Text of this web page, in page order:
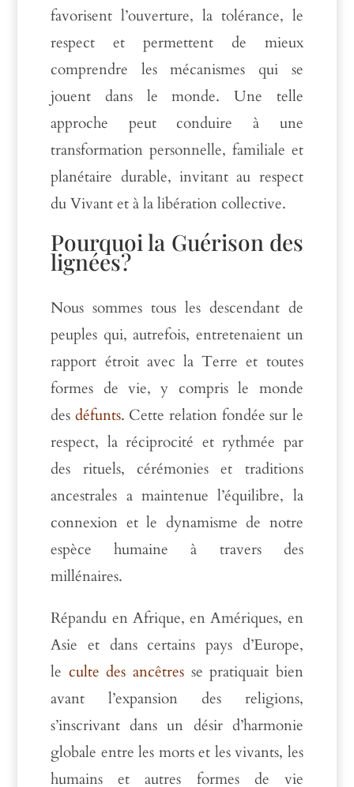
favorisent l’ouverture, la tolérance, le
respect et permettent de mieux
comprendre les mécanismes qui se
jouent dans le monde. Une telle
approche peut conduire à une
transformation personnelle, familiale et
planétaire durable, invitant au respect
du Vivant et à la libération collective.
Pourquoi la Guérison des
lignées?
Nous sommes tous les descendant de
peuples qui, autrefois, entretenaient un
rapport étroit avec la Terre et toutes
formes de vie, y compris le monde
des défunts. Cette relation fondée sur le
respect, la réciprocité et rythmée par
des rituels, cérémonies et traditions
ancestrales a maintenue l’équilibre, la
connexion et le dynamisme de notre
espèce humaine à travers des
millénaires.
Répandu en Afrique, en Amériques, en
Asie et dans certains pays d’Europe,
le culte des ancêtres se pratiquait bien
avant l’expansion des religions,
s’inscrivant dans un désir d’harmonie
globale entre les morts et les vivants, les
humains et autres formes de vie